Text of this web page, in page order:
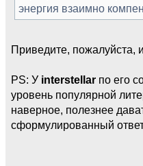
энергия взаимно
Приведите, пожалуйста,
PS: У interstellar по его
уровень популярной
наверное, полезнее
сформулированный